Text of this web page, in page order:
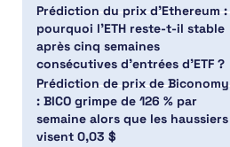
Prédiction du prix d’Ethereum :
pourquoi l’ETH reste-t-il stable
après cinq semaines
consécutives d’entrées d’ETF ?
Prédiction de prix de Biconomy
: BICO grimpe de 126 % par
semaine alors que les haussiers
visent 0,03 $